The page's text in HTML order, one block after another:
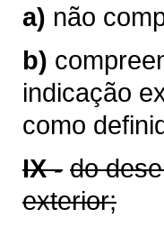
a) não
b)
indicação
como
IX - do
exterior;